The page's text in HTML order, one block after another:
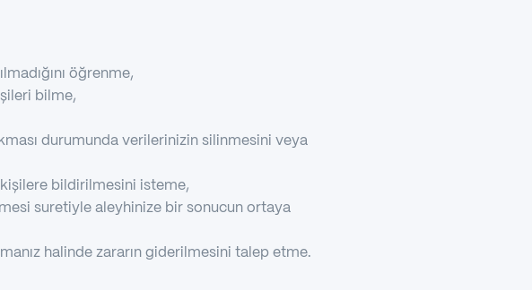
öğrenme,
bilme,
durumunda verilerinizin silinmesini veya
kişilere bildirilmesini isteme,
suretiyle aleyhinize bir sonucun ortaya
halinde zararın giderilmesini talep etme.